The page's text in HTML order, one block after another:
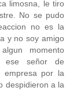
limosna, le tiro
No se pudo
no es la
y no soy amigo
momento
ese señor de
empresa por la
despidieron a la